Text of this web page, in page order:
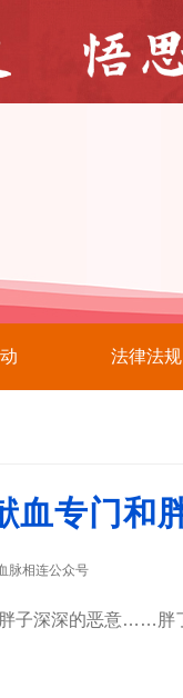
法律法规
专门和
脉相连公众号
深深的恶意……胖